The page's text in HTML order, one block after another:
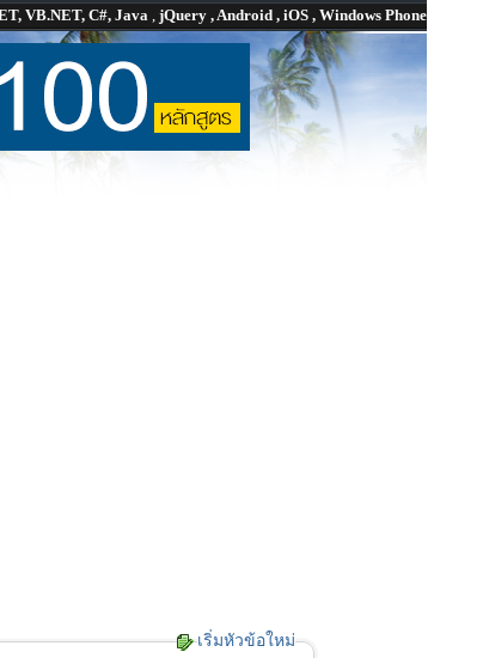
VB.NET, C#, Java , jQuery , Android , iOS , Windows Phone
เริ่มหัวข้อใหม่